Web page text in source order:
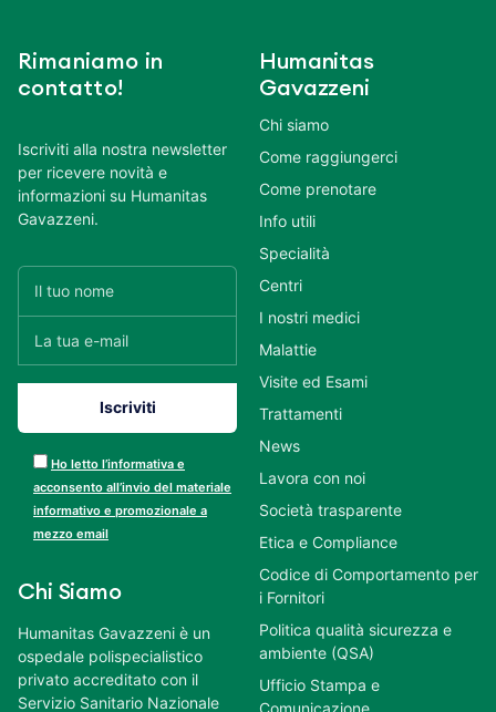
Rimaniamo in
contatto!
Iscriviti alla nostra newsletter
per ricevere novità e
informazioni su Humanitas
Gavazzeni.
Ho letto l’informativa e
acconsento all’invio del materiale
informativo e promozionale a
mezzo email
Chi Siamo
Humanitas Gavazzeni è un
ospedale polispecialistico
privato accreditato con il
Servizio Sanitario Nazionale
Humanitas
Gavazzeni
Chi siamo
Come raggiungerci
Come prenotare
Info utili
Specialità
Centri
I nostri medici
Malattie
Visite ed Esami
Trattamenti
News
Lavora con noi
Società trasparente
Etica e Compliance
Codice di Comportamento per
i Fornitori
Politica qualità sicurezza e
ambiente (QSA)
Ufficio Stampa e
Comunicazione